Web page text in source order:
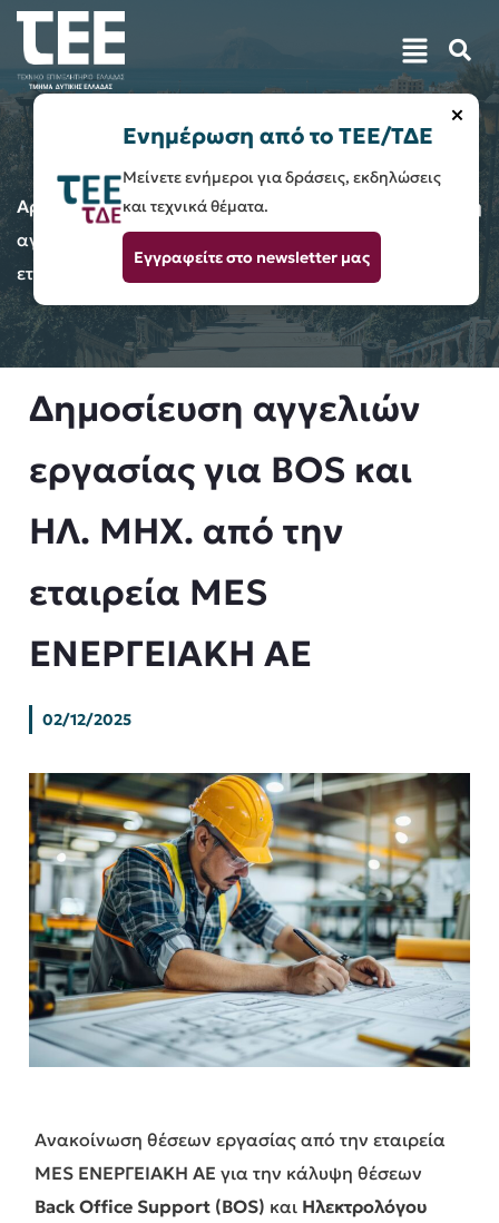
Αρχική Ενημέρωση / Ανακοινώσεις
Δημοσίευση
αγγελιών εργασίας για BOS και ΗΛ. ΜΗΧ. από την
εταιρεία MES ΕΝΕΡΓΕΙΑΚΗ ΑΕ
Δημοσίευση αγγελιών
εργασίας για BOS και
ΗΛ. ΜΗΧ. από την
εταιρεία MES
ΕΝΕΡΓΕΙΑΚΗ ΑΕ
02/12/2025
Ανακοίνωση θέσεων εργασίας από την εταιρεία
MES ΕΝΕΡΓΕΙΑΚΗ ΑΕ για την κάλυψη θέσεων
Back Office Support (BOS) και Ηλεκτρολόγου
×
Ενημέρωση από το ΤΕΕ/ΤΔΕ
Μείνετε ενήμεροι για δράσεις, εκδηλώσεις
και τεχνικά θέματα.
Εγγραφείτε στο newsletter μας